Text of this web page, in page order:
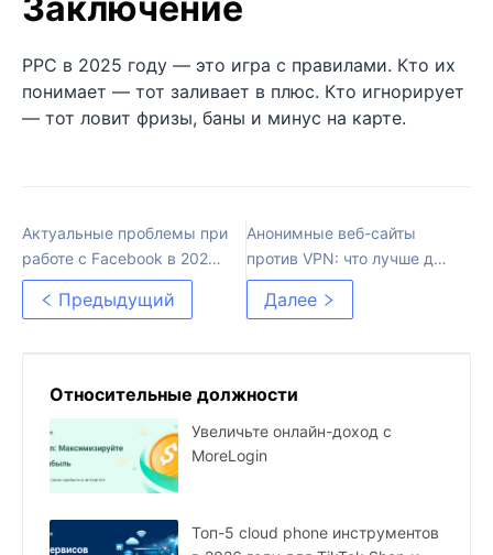
PPC в 2025 году — это игра с правилами. Кто их
понимает — тот заливает в плюс. Кто игнорирует
— тот ловит фризы, баны и минус на карте.
Актуальные проблемы при
работе с Facebook в 2025
году
Предыдущий
Анонимные веб-сайты
против VPN: что лучше для
конфиденциальности?
Далее
Относительные должности
Увеличьте онлайн-доход с
MoreLogin
Топ-5 cloud phone инструментов